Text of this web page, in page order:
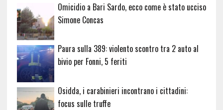
Omicidio a Bari Sardo, ecco come è stato ucciso
Simone Concas
Paura sulla 389: violento scontro tra 2 auto al
bivio per Fonni, 5 feriti
Osidda, i carabinieri incontrano i cittadini:
focus sulle truffe